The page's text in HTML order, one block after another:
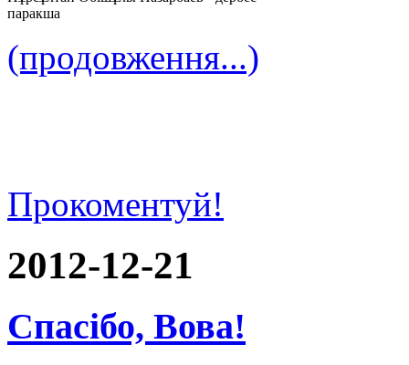
паракша
(продовження...)
Прокоментуй!
2012-12-21
Спасібо, Вова!